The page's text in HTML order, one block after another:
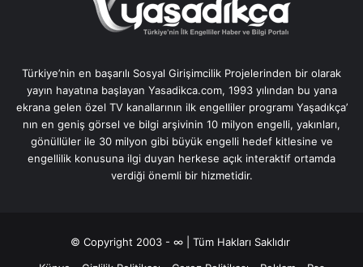
Türkiye’nin en başarılı Sosyal Girişimcilik Projelerinden bir olarak
yayın hayatına başlayan Yasadikca.com, 1993 yılından bu yana
ekrana gelen özel TV kanallarının ilk engelliler programı Yaşadıkça’
nın en geniş görsel ve bilgi arşivinin 10 milyon engelli, yakınları,
gönüllüler ile 30 milyon gibi büyük engelli hedef kitlesine ve
engellilik konusuna ilgi duyan herkese açık interaktif ortamda
verdiği önemli bir hizmetidir.
© Copyright 2003 - ∞ | Tüm Hakları Saklıdır